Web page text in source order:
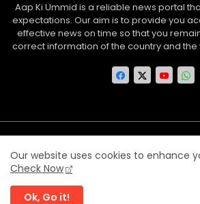
Aap Ki Ummid is a reliable news portal
expectations. Our aim is to provide you
effective news on time so that you
correct information of the country and
Disclaimer
Terms and
Our website uses cookies to enhance
Check Now
Ok, Go it!